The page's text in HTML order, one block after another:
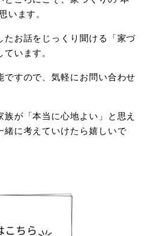
います。
たお話をじっくり聞ける「家づ
います。
ですので、気軽にお問い合わせ
が「本当に心地よい」と思え
緒に考えていけたら嬉しいで